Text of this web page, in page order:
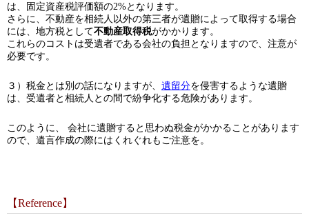
は、固定資産税評価額の2%となります。
さらに、不動産を相続人以外の第三者が遺贈によって取得する場合
には、地方税として不動産取得税がかかります。
これらのコストは受遺者である会社の負担となりますので、注意が
必要です。
３）税金とは別の話になりますが、 遺留分を侵害するような遺贈
は、受遺者と相続人との間で紛争化する危険があります。
このように、 会社に遺贈すると思わぬ税金がかかることがあります
ので、遺言作成の際にはくれぐれもご注意を。
【Reference】